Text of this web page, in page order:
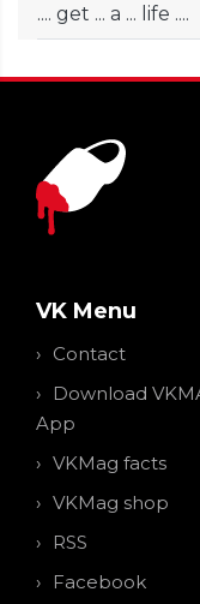
.... get ... a ... life ....
VK Menu
Contact
Download
App
VKMag facts
VKMag shop
RSS
Facebook